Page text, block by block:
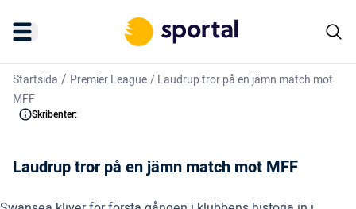
Startsida / Premier League/Laudrup tror på en jämn match mot
MFF
Skribenter:
Laudrup tror på en jämn match mot MFF